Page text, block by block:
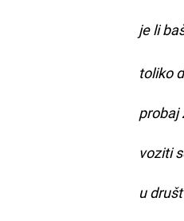
je li
toliko
probaj
voziti
u